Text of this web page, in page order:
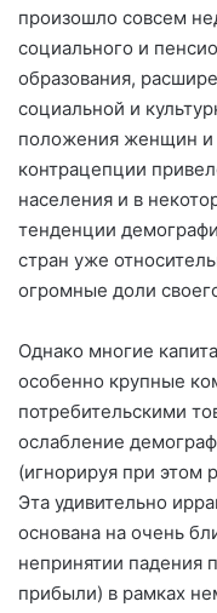
произошло совсем
социального и
образования,
социальной и
положения женщин и
контрацепции
населения и в
тенденции
стран уже
огромные доли
Однако многие
особенно крупные
потребительскими
ослабление
(игнорируя при этом
Эта удивительно
основана на очень
непринятии падения
прибыли) в рамках